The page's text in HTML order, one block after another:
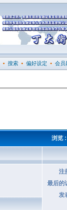
• 搜索 • 偏好设定 • 会员
浏览
注
最后的
发